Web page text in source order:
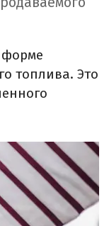
форме
топлива. Это